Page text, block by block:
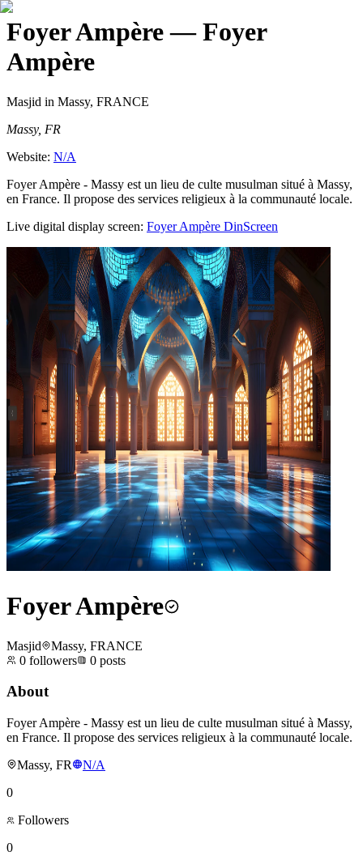
Foyer Ampère— Foyer
Ampère
Masjid in Massy, FRANCE
Massy, FR
Website: N/A
Foyer Ampère - Massy est un lieu de culte musulman situé à Massy,
en France. Il propose des services religieux à la communauté locale.
Live digital display screen: Foyer Ampère DinScreen
Foyer Ampère
Masjid
Massy, FRANCE
0 followers 0 posts
About
Foyer Ampère - Massy est un lieu de culte musulman situé à Massy,
en France. Il propose des services religieux à la communauté locale.
Massy, FR
N/A
0
Followers
0